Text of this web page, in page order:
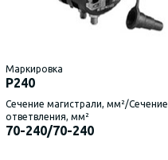
Маркировка
P240
Сечение магистрали, мм²/Сечение
ответвления, мм²
70-240/70-240